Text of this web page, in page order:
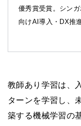
優秀賞受賞。シン
向けAI導入・DX推
教師あり学習は、
ターンを学習し、
築する機械学習の